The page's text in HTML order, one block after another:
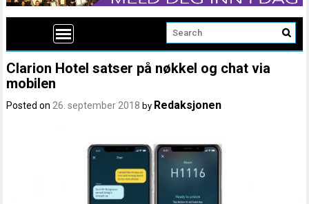
Clarion Hotel satser på nøkkel og chat via
mobilen
Posted on26. september 2018 by Redaksjonen